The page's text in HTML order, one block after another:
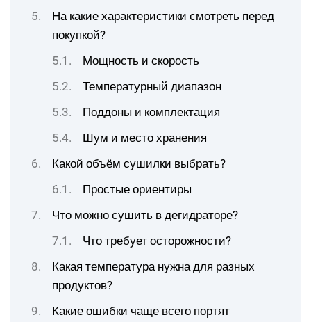
На какие характеристики смотреть перед
покупкой?
Мощность и скорость
Температурный диапазон
Поддоны и комплектация
Шум и место хранения
Какой объём сушилки выбрать?
Простые ориентиры
Что можно сушить в дегидраторе?
Что требует осторожности?
Какая температура нужна для разных
продуктов?
Какие ошибки чаще всего портят